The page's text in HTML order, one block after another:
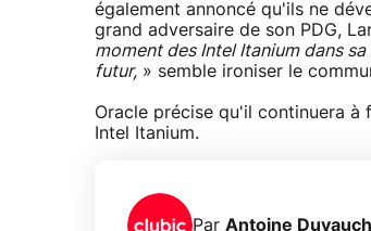
également annoncé qu'ils ne
grand adversaire de son PDG,
moment des Intel Itanium dans
futur, » semble ironiser le
Oracle précise qu'il continuera à
Intel Itanium.
Par Antoine